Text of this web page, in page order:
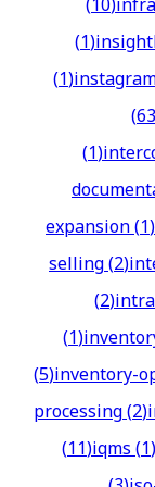
(1)
(1)
(63
(1)
expansion(1)
selling(2)
(2)
(1)
(5)inventory-
processing(2)
(11)iqms(1)